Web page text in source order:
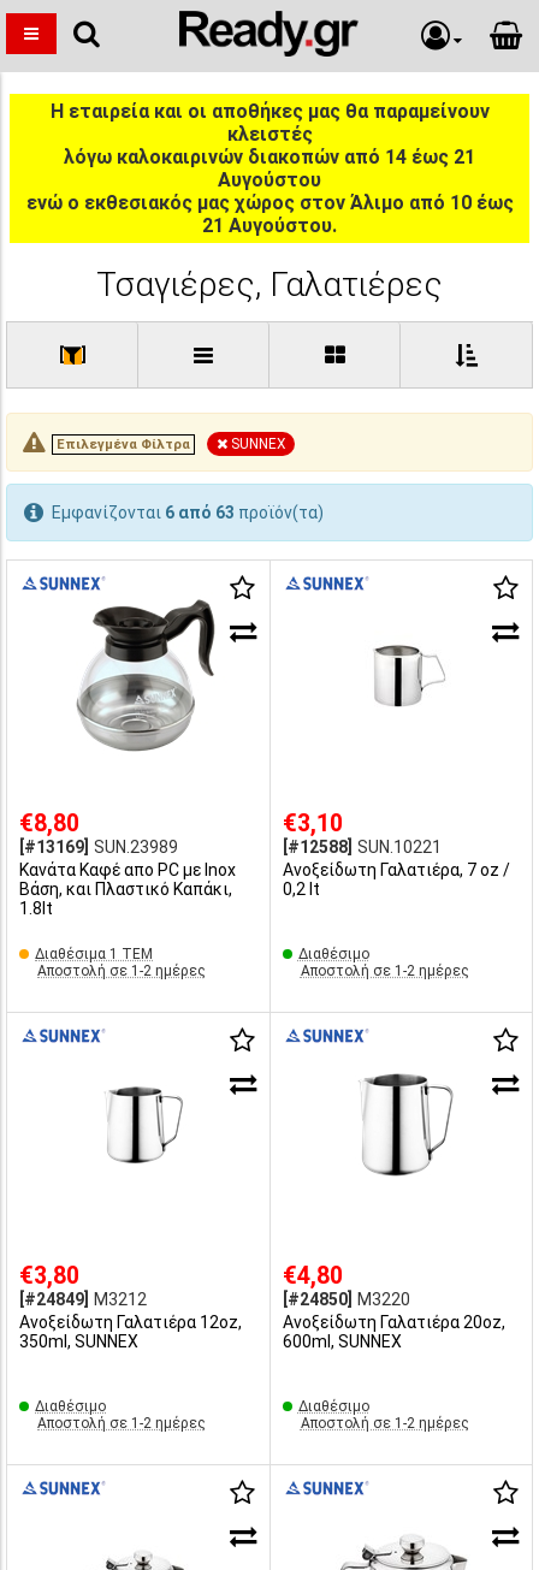
Η εταιρεία και οι αποθήκες μας θα παραμείνουν
κλειστές
λόγω καλοκαιρινών διακοπών από 14 έως 21
Αυγούστου
ενώ ο εκθεσιακός μας χώρος στον Άλιμο από 10 έως
21 Αυγούστου.
Τσαγιέρες, Γαλατιέρες
[ ]
Επιλεγμένα Φίλτρα SUNNEX
Εμφανίζονται 6 από 63 προϊόν(τα)
€8,80
[#13169] SUN.23989
Κανάτα Καφέ απο PC με Inox
Βάση, και Πλαστικό Καπάκι,
1.8lt
Διαθέσιμα 1 ΤΕΜ
Αποστολή σε 1-2 ημέρες
€3,10
[#12588] SUN.10221
Ανοξείδωτη Γαλατιέρα, 7 oz /
0,2 lt
Διαθέσιμο
Αποστολή σε 1-2 ημέρες
€3,80
[#24849]
M3212
Ανοξείδωτη Γαλατιέρα 12oz,
350ml, SUNNEX
Διαθέσιμο
Αποστολή σε 1-2 ημέρες
€4,80
[#24850]
M3220
Ανοξείδωτη Γαλατιέρα 20oz,
600ml, SUNNEX
Διαθέσιμο
Αποστολή σε 1-2 ημέρες